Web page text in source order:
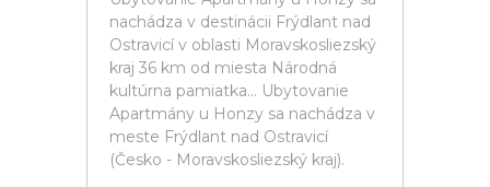
nachádza v destinácii Frýdlant nad
Ostravicí v oblasti Moravskosliezský
kraj 36 km od miesta Národná
kultúrna pamiatka... Ubytovanie
Apartmány u Honzy sa nachádza v
meste Frýdlant nad Ostravicí
(Česko - Moravskosliezský kraj).